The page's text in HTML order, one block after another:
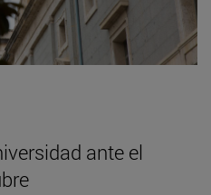
ante el